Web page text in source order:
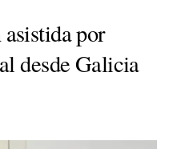
por
desde Galicia